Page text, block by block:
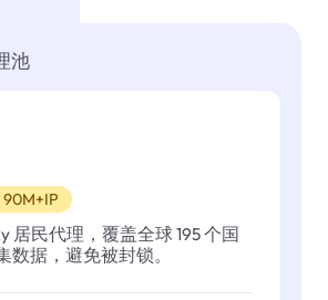
池
90M+IP
居民代理，覆盖全球 195 个国
数据，避免被封锁。